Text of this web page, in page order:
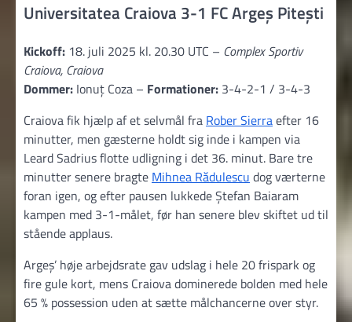
Universitatea Craiova 3-1 FC Argeș Pitești
Kickoff: 18. juli 2025 kl. 20.30 UTC – Complex Sportiv
Craiova, Craiova
Dommer: Ionuț Coza – Formationer: 3-4-2-1 / 3-4-3
Craiova fik hjælp af et selvmål fra Rober Sierraefter 16
minutter, men gæsterne holdt sig inde i kampen via
Leard Sadrius flotte udligning i det 36. minut. Bare tre
minutter senere bragte Mihnea Rădulescu dog værterne
foran igen, og efter pausen lukkede Ștefan Baiaram
kampen med 3-1-målet, før han senere blev skiftet ud til
stående applaus.
Argeș’ høje arbejdsrate gav udslag i hele 20 frispark og
fire gule kort, mens Craiova dominerede bolden med hele
65 % possession uden at sætte målchancerne over styr.